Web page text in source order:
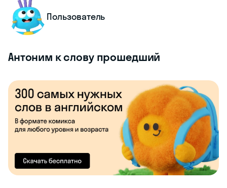
Пользователь
Антоним к слову прошедший